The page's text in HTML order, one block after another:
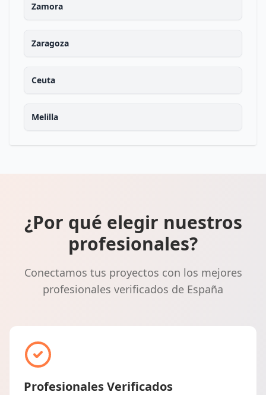
Zamora
Zaragoza
Ceuta
Melilla
¿Por qué elegir nuestros
profesionales?
Conectamos tus proyectos con los mejores
profesionales verificados de España
Profesionales Verificados